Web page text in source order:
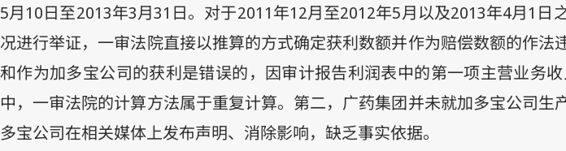
5月10日至2013年3月31 日。对于2011年12月至2012年5月以及2013年4月1 日
况进行举证，一审法院直接以推算的方式确定获利数额并作为赔偿数额的作
和作为加多宝公司的获利是错误的，因审计报告利润表中的第一项主营业务
中，一审法院的计算方法属于重复计算。第二，广药集团并未就加多宝公司
多宝公司在相关媒体上发布声明、消除影响，缺乏事实依据。